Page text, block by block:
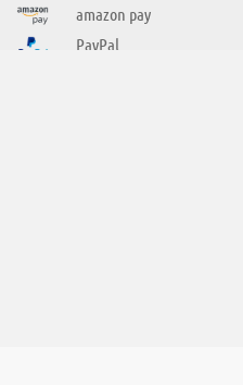
amazon pay
PayPal